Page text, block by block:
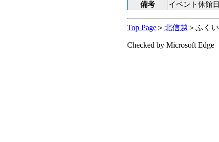
備考
イベント休館
Top Page ＞ 北信越 ＞ふく
Checked by Microsoft Edge